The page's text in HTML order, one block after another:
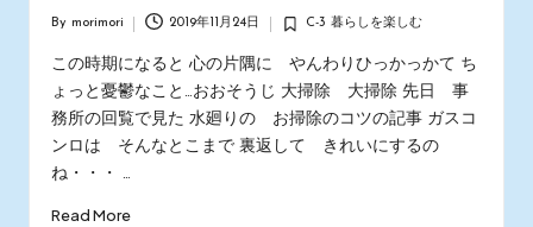
by
By morimori 2019年11月24日
Posted
C-3 暮らしを楽しむ
この時期になると 心の片隅に やんわりひっかっかて ち
ょっと憂鬱なこと…おおそうじ 大掃除 大掃除 先日 事
務所の回覧で見た 水廻りの お掃除のコツの記事 ガスコ
ンロは そんなとこまで 裏返して きれいにするの
ね・・・ …
Read More